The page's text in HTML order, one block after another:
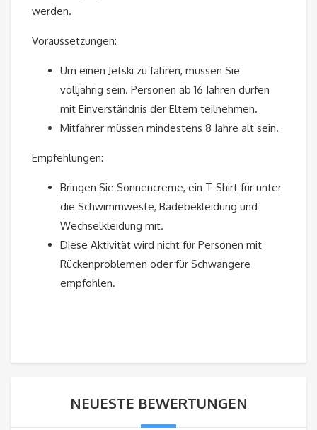
werden.
Voraussetzungen:
Um einen Jetski zu fahren, müssen Sie
volljährig sein. Personen ab 16 Jahren dürfen
mit Einverständnis der Eltern teilnehmen.
Mitfahrer müssen mindestens 8 Jahre alt sein.
Empfehlungen:
Bringen Sie Sonnencreme, ein T-Shirt für unter
die Schwimmweste, Badebekleidung und
Wechselkleidung mit.
Diese Aktivität wird nicht für Personen mit
Rückenproblemen oder für Schwangere
empfohlen.
NEUESTE BEWERTUNGEN